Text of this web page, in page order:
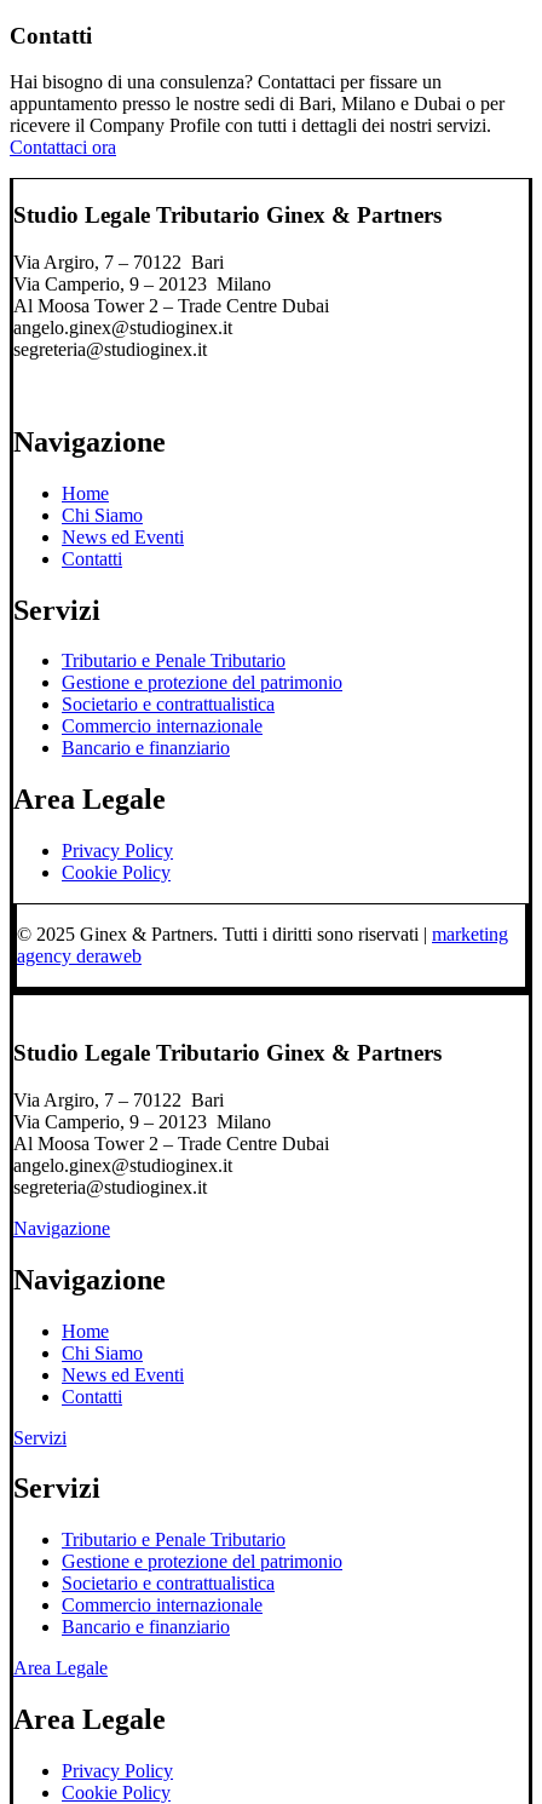
Contatti
Hai bisogno di una consulenza? Contattaci per fissare un
appuntamento presso le nostre sedi di Bari, Milano e Dubai o per
ricevere il Company Profile con tutti i dettagli dei nostri servizi.
Contattaci ora
Studio Legale Tributario Ginex & Partners
Via Argiro, 7 – 70122 Bari
Via Camperio, 9 – 20123 Milano
Al Moosa Tower 2 – Trade Centre Dubai
angelo.ginex@studioginex.it
segreteria@studioginex.it
Navigazione
Home
Chi Siamo
News ed Eventi
Contatti
Servizi
Tributario e Penale Tributario
Gestione e protezione del patrimonio
Societario e contrattualistica
Commercio internazionale
Bancario e finanziario
Area Legale
Privacy Policy
Cookie Policy
© 2025 Ginex & Partners. Tutti i diritti sono riservati | marketing
agency deraweb
Studio Legale Tributario Ginex & Partners
Via Argiro, 7 – 70122 Bari
Via Camperio, 9 – 20123 Milano
Al Moosa Tower 2 – Trade Centre Dubai
angelo.ginex@studioginex.it
segreteria@studioginex.it
Navigazione
Navigazione
Home
Chi Siamo
News ed Eventi
Contatti
Servizi
Servizi
Tributario e Penale Tributario
Gestione e protezione del patrimonio
Societario e contrattualistica
Commercio internazionale
Bancario e finanziario
Area Legale
Area Legale
Privacy Policy
Cookie Policy